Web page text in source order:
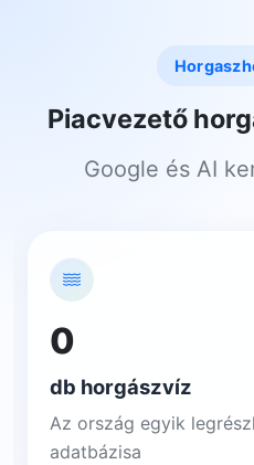
Piacvezető
Google és AI
0
db horgászvíz
Az ország egyik
adatbázisa